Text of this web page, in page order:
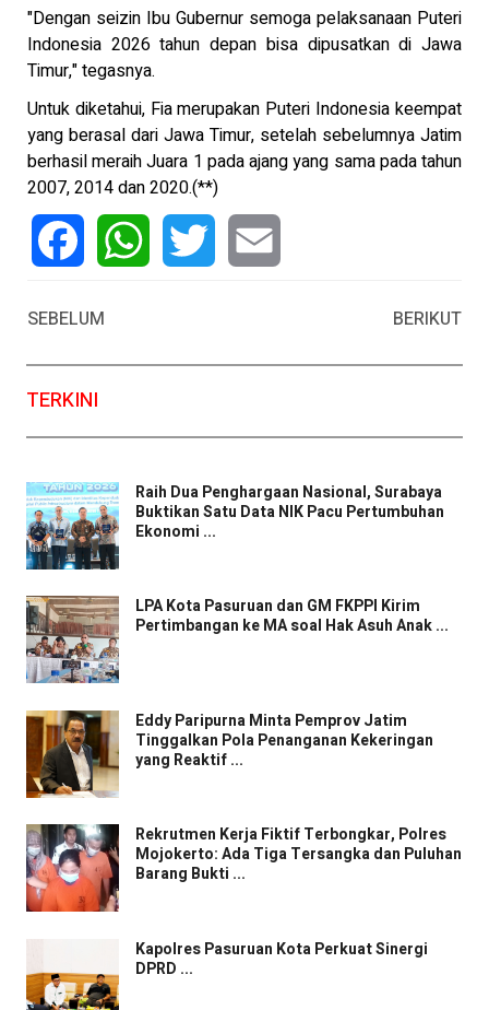
"Dengan seizin Ibu Gubernur semoga pelaksanaan Puteri
Indonesia 2026 tahun depan bisa dipusatkan di Jawa
Timur," tegasnya.
Untuk diketahui, Fia merupakan Puteri Indonesia keempat
yang berasal dari Jawa Timur, setelah sebelumnya Jatim
berhasil meraih Juara 1 pada ajang yang sama pada tahun
2007, 2014 dan 2020.(**)
SEBELUM
BERIKUT
TERKINI
Raih Dua Penghargaan Nasional, Surabaya
Buktikan Satu Data NIK Pacu Pertumbuhan
Ekonomi ...
LPA Kota Pasuruan dan GM FKPPI Kirim
Pertimbangan ke MA soal Hak Asuh Anak ...
Eddy Paripurna Minta Pemprov Jatim
Tinggalkan Pola Penanganan Kekeringan
yang Reaktif ...
Rekrutmen Kerja Fiktif Terbongkar, Polres
Mojokerto: Ada Tiga Tersangka dan Puluhan
Barang Bukti ...
Kapolres Pasuruan Kota Perkuat Sinergi
DPRD ...